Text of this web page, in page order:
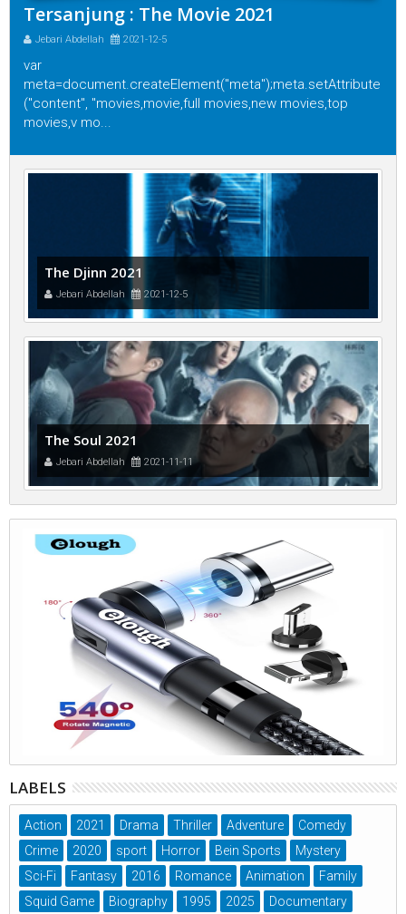
Tersanjung : The Movie 2021
Jebari Abdellah 2021-12-5
var
meta=document.createElement("meta");meta.setAttribute
("content", "movies,movie,full movies,new movies,top
movies,v mo...
The Djinn 2021
Jebari Abdellah 2021-12-5
The Soul 2021
Jebari Abdellah 2021-11-11
LABELS
Action 2021 Drama Thriller Adventure
Comedy
Crime
2020 sport Horror Bein Sports
Mystery
Sci-Fi
Fantasy 2016 Romance Animation
Family
Squid Game
Biography 1995 2025 Documentary